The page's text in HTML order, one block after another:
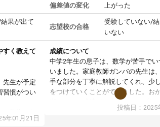
果が出て
すく教えて
先生が予定
習慣がつい
指導が無
、LINEでわ
年01月21日
偏差値の変化 上がった
志望校の合格
受験していない/
いない
成績について
中学2年生の息子は、数学が苦手で
いました。家庭教師ガンバの先生は
手な部分を丁寧に解説してくれ、少
をつけていくことができました。お
期テストの成績が10点以上アップし
投稿日：2025